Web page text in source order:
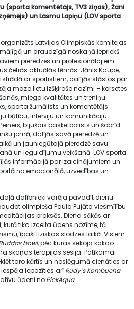
(sporta komentētājs, TV3 ziņas), Žani
un Lāsmu Lapiņu (LOV sporta
Latvijas Olimpiskās komitejas
un draudzīgā noskaņā iepriekš
pieredzes un profesionālajiem
četrās aktuālās tēmās. Jānis Kaupe,
strādā ar sportistiem, dalījās stāstos par
mazo lietu izšķirošo nozīmi – korsetes
miega kvalitātes un treniņu
sporta žurnālists un komentētājs
būtību, interviju un komunikāciju
bijušais basketbolists un šobrīd
jomā, dalījās savā pieredzē un
un jauniegūtajā pieredzē savu
un ieguldījumu veikšanā. LOV sporta
informācijā par izaicinājumiem un
no emocionālā, uzvedības un
dalībnieki varēja pavadīt dienu
olimpieša Paula Pujāta viesmīlību
praksēs. Diena sākās ar
tika izcelta ūdens nozīme, tā
īpaši fiziskas slodzes laikā. Visiem
bowl, pēc kuras sekoja kakao
skaņas terapijas sesija. Patīkamai
taro kārtīs un noslēgumā cienāties ar
iepazīties arīRudy’s Kombucha
ūdeni no PickAqua.